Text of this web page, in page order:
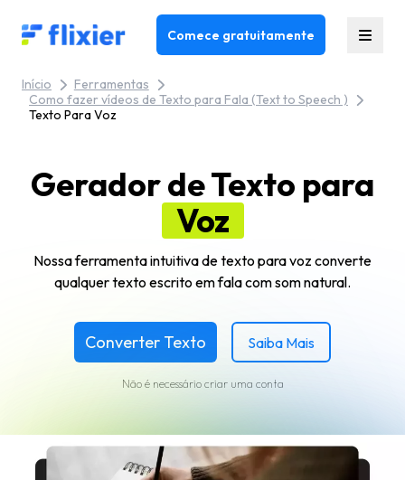
Flixier logo - Home Comece gratuitamente
Início
Ferramentas
Como fazer vídeos de Texto para Fala (Text to Speech )
Texto Para Voz
Gerador de Texto para
Voz
Nossa ferramenta intuitiva de texto para voz converte
qualquer texto escrito em fala com som natural.
Converter Texto Saiba Mais
Não é necessário criar uma conta